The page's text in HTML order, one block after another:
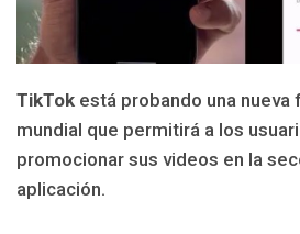
TikTok está probando una nueva
mundial que permitirá a los
promocionar sus videos en la
aplicación.